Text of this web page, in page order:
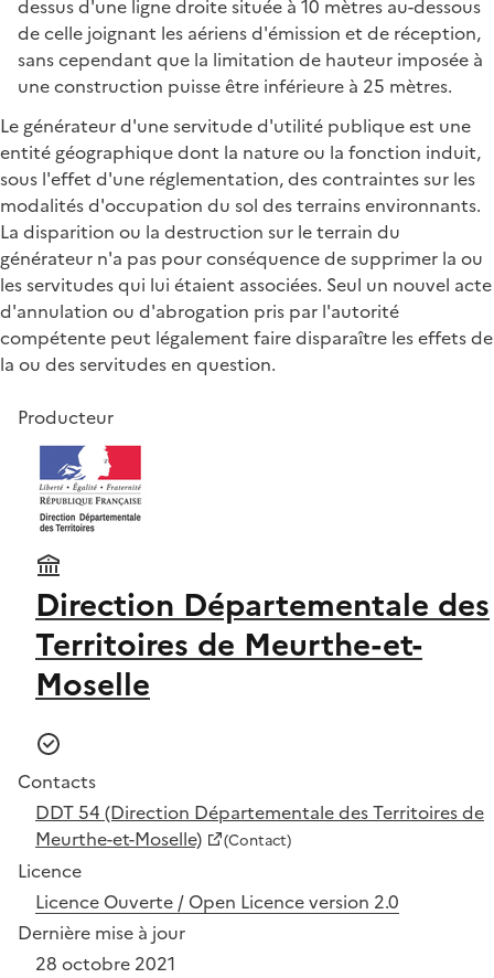
dessus d'une ligne droite située à 10 mètres au-dessous
de celle joignant les aériens d'émission et de réception,
sans cependant que la limitation de hauteur imposée à
une construction puisse être inférieure à 25 mètres.
Le générateur d'une servitude d'utilité publique est une
entité géographique dont la nature ou la fonction induit,
sous l'effet d'une réglementation, des contraintes sur les
modalités d'occupation du sol des terrains environnants.
La disparition ou la destruction sur le terrain du
générateur n'a pas pour conséquence de supprimer la ou
les servitudes qui lui étaient associées. Seul un nouvel acte
d'annulation ou d'abrogation pris par l'autorité
compétente peut légalement faire disparaître les effets de
la ou des servitudes en question.
Producteur
Direction Départementale des
Territoires de Meurthe-et-
Moselle
Contacts
DDT 54 (Direction Départementale des Territoires de
Meurthe-et-Moselle)
(Contact)
Licence
Licence Ouverte / Open Licence version 2.0
Dernière mise à jour
28 octobre 2021